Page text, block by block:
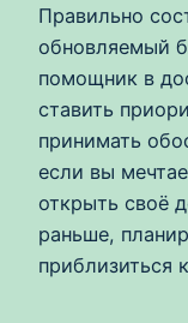
Правильно
обновляемый
помощник в
ставить
принимать
если вы
открыть своё
раньше,
приблизиться